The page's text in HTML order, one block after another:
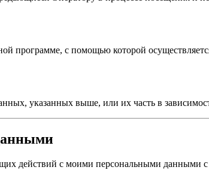
программе, с помощью которой
указанных выше, или их часть в
действий с моими персональными данными с